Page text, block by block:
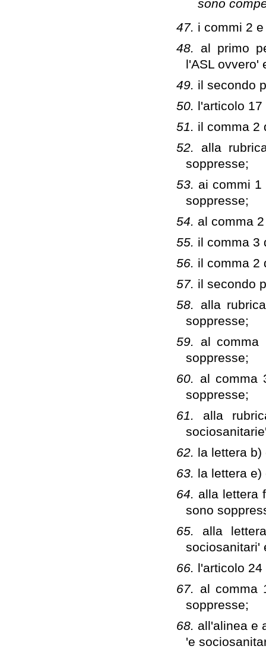
sono
47. i commi 2
48. al primo
l'ASL ovvero'
49. il secondo
50. l'articolo
51. il comma 2
52. alla
soppresse;
53. ai commi 1
soppresse;
54. al comma
55. il comma 3
56. il comma 2
57. il secondo
58. alla
soppresse;
59. al comma
soppresse;
60. al comma
soppresse;
61. alla
62. la lettera
63. la lettera
64. alla lettera
sono
65. alla
sociosanitari'
66. l'articolo
67. al comma
soppresse;
68. all'alinea e
'e